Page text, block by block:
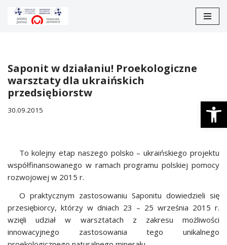
Перейти
Saponit w działaniu! Proekologiczne
warsztaty dla ukraińskich
przedsiębiorstw
30.09.2015
To kolejny etap naszego polsko – ukraińskiego projektu
współfinansowanego w ramach programu polskiej pomocy
rozwojowej w 2015 r.
O praktycznym zastosowaniu Saponitu dowiedzieli się
przesiębiorcy, którzy w dniach 23 – 25 września 2015 r.
wzięli udział w warsztatach z zakresu możliwości
innowacyjnego zastosowania tego unikalnego